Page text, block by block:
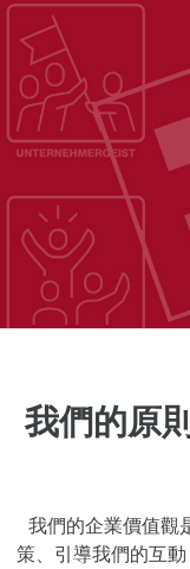
我們的原
我們的企業價值觀
策、引導我們的互